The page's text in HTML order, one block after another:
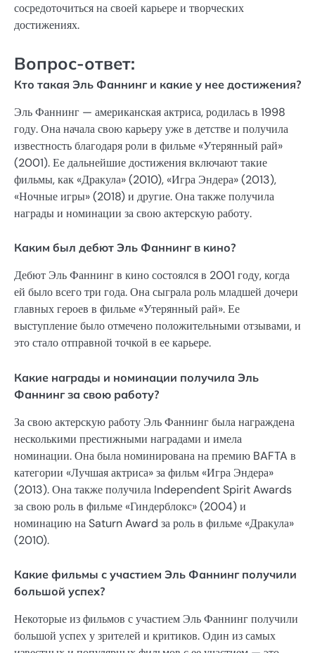
сосредоточиться на своей карьере и творческих
достижениях.
Вопрос-ответ:
Кто такая Эль Фаннинг и какие у нее достижения?
Эль Фаннинг — американская актриса, родилась в 1998
году. Она начала свою карьеру уже в детстве и получила
известность благодаря роли в фильме «Утерянный рай»
(2001). Ее дальнейшие достижения включают такие
фильмы, как «Дракула» (2010), «Игра Эндера» (2013),
«Ночные игры» (2018) и другие. Она также получила
награды и номинации за свою актерскую работу.
Каким был дебют Эль Фаннинг в кино?
Дебют Эль Фаннинг в кино состоялся в 2001 году, когда
ей было всего три года. Она сыграла роль младшей дочери
главных героев в фильме «Утерянный рай». Ее
выступление было отмечено положительными отзывами, и
это стало отправной точкой в ее карьере.
Какие награды и номинации получила Эль
Фаннинг за свою работу?
За свою актерскую работу Эль Фаннинг была награждена
несколькими престижными наградами и имела
номинации. Она была номинирована на премию BAFTA в
категории «Лучшая актриса» за фильм «Игра Эндера»
(2013). Она также получила Independent Spirit Awards
за свою роль в фильме «Гиндерблокс» (2004) и
номинацию на Saturn Award за роль в фильме «Дракула»
(2010).
Какие фильмы с участием Эль Фаннинг получили
большой успех?
Некоторые из фильмов с участием Эль Фаннинг получили
большой успех у зрителей и критиков. Один из самых